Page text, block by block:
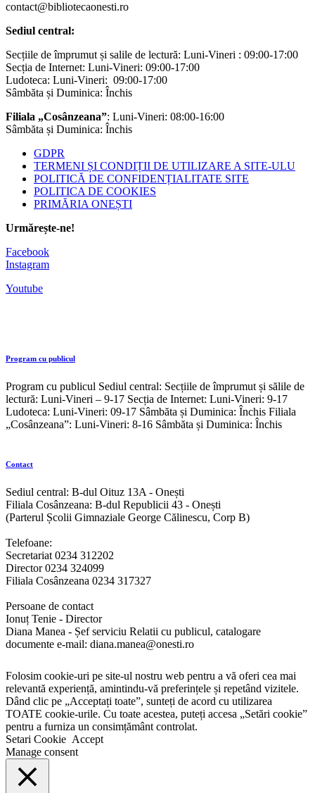
contact@bibliotecaonesti.ro
Sediul central:
Secțiile de împrumut și salile de lectură: Luni-Vineri : 09:00-17:00
Secția de Internet: Luni-Vineri: 09:00-17:00
Ludoteca: Luni-Vineri: 09:00-17:00
Sâmbăta și Duminica: Închis
Filiala „Cosânzeana”: Luni-Vineri: 08:00-16:00
Sâmbăta și Duminica: Închis
GDPR
TERMENI ȘI CONDIȚII DE UTILIZARE A SITE-ULU
POLITICĂ DE CONFIDENȚIALITATE SITE
POLITICA DE COOKIES
PRIMĂRIA ONEȘTI
Urmărește-ne!
Facebook
Instagram
Youtube
Program cu publicul
Program cu publicul Sediul central: Secțiile de împrumut și sălile de
lectură: Luni-Vineri – 9-17 Secția de Internet: Luni-Vineri: 9-17
Ludoteca: Luni-Vineri: 09-17 Sâmbăta și Duminica: Închis Filiala
„Cosânzeana”: Luni-Vineri: 8-16 Sâmbăta și Duminica: Închis
Contact
Sediul central: B-dul Oituz 13A - Onești
Filiala Cosânzeana: B-dul Republicii 43 - Onești
(Parterul Școlii Gimnaziale George Călinescu, Corp B)
Telefoane:
Secretariat 0234 312202
Director 0234 324099
Filiala Cosânzeana 0234 317327
Persoane de contact
Ionuț Tenie - Director
Diana Manea - Șef serviciu Relatii cu publicul, catalogare
documente e-mail: diana.manea@onesti.ro
Folosim cookie-uri pe site-ul nostru web pentru a vă oferi cea mai
relevantă experiență, amintindu-vă preferințele și repetând vizitele.
Dând clic pe „Acceptați toate”, sunteți de acord cu utilizarea
TOATE cookie-urile. Cu toate acestea, puteți accesa „Setări cookie”
pentru a furniza un consimțământ controlat.
Setari Cookie Accept
Manage consent